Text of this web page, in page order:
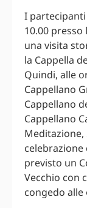
I
10.00 presso
una visita
la Cappella
Quindi, alle
Cappellano
Cappellano
Cappellano
Meditazione,
celebrazione
previsto un
Vecchio con
congedo alle